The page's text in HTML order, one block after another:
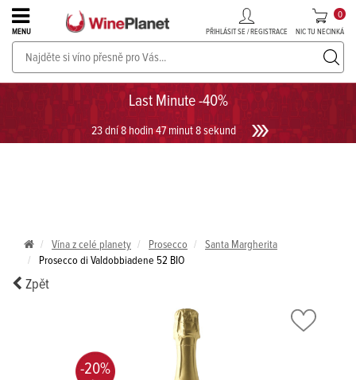
Last Minute -40%
23 dní 8 hodin 47 minut 8 sekund
MENU PŘIHLÁSIT SE / REGISTRACE NIC TU NECINKÁ
0
PROSECCO v akci až do -30%!UKÁZAT PROSECCO
Vína z celé planety Prosecco
Santa Margherita
Prosecco di Valdobbiadene 52 BIO
Zpět
-20%